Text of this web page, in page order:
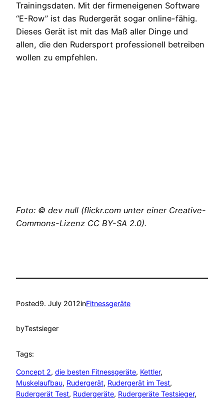
Trainingsdaten. Mit der firmeneigenen Software
“E-Row” ist das Rudergerät sogar online-fähig.
Dieses Gerät ist mit das Maß aller Dinge und
allen, die den Rudersport professionell betreiben
wollen zu empfehlen.
Foto: © dev null (flickr.com unter einer Creative-
Commons-Lizenz CC BY-SA 2.0).
Posted9. July 2012inFitnessgeräte
byTestsieger
Tags:
Concept 2, die besten Fitnessgeräte, Kettler
Muskelaufbau, Rudergerät, Rudergerät im Test
Rudergerät Test, Rudergeräte, Rudergeräte Testsieger